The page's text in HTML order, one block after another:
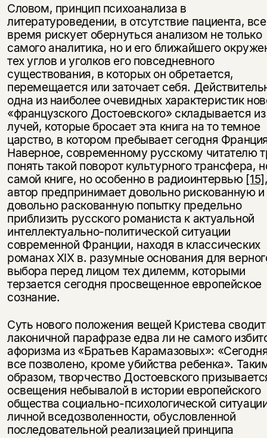
Словом, принцип психоанализа в
литературоведении, в отсутствие пациента, все
время рискует обернуться анализом не только
самого аналитика, но и его ближайшего
тех углов и уголков его повседневного
существования, в которых он обретается,
перемещается или заточает себя.
одна из наиболее очевидных характеристик
«французского Достоевского» складывается из
лучей, которые бросает эта книга на то темное
царство, в котором пребывает сегодня
Наверное, современному русскому читателю
понять такой поворот культурного трансфера,
самой книге, но особенно в радиоинтервью [15]
автор предпринимает довольно рискованную и
довольно раскованную попытку предельно
приблизить русского романиста к актуальной
интеллектуально-политической ситуации
современной Франции, находя в классических
романах XIX в. разумные основания для
выбора перед лицом тех дилемм, которыми
терзается сегодня просвещенное европейское
сознание.
Суть нового положения вещей Кристева сводит
лаконичной парафразе едва ли не самого
афоризма из «Братьев Карамазовых»:
все позволено, кроме убийства ребенка».
образом, творчество Достоевского
освещения небывалой в истории европейского
общества социально-психологической
личной вседозволенности, обусловленной
последовательной реализацией принципа